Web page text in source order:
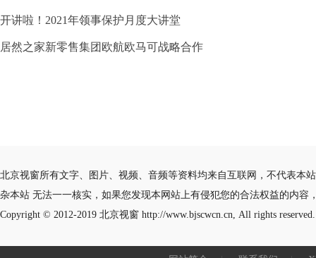
开讲啦！2021年领事保护月度大讲堂
居然之家新零售集团欧航欧马可战略合作
北京视窗所有文字、图片、视频、音频等资料均来自互联网，不代表本
杂本站 无法一一核实，如果您发现本网站上有侵犯您的合法权益的内容
Copyright © 2012-2019 北京视窗 http://www.bjscwcn.cn, All rights reserved.